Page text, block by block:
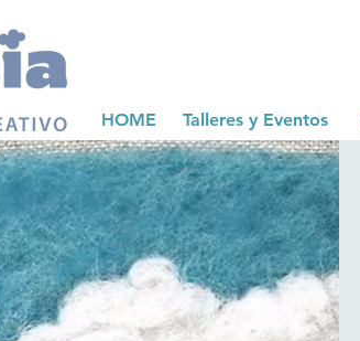
HOME Talleres y Eventos